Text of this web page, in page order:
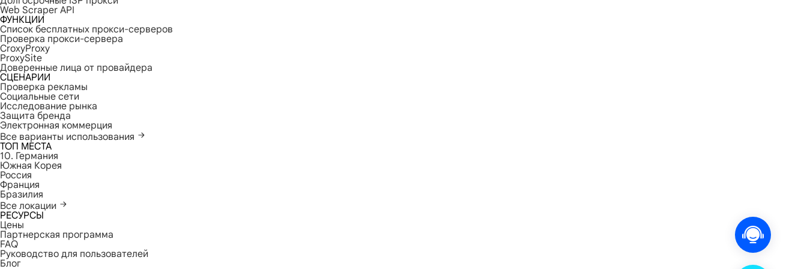
Web Scraper API
ФУНКЦИИ
Список бесплатных прокси-серверов
Проверка прокси-сервера
CroxyProxy
ProxySite
Доверенные лица от провайдера
СЦЕНАРИИ
Проверка рекламы
Социальные сети
Исследование рынка
Защита бренда
Электронная коммерция
Все варианты использования
ТОП МЕСТА
10. Германия
Южная Корея
Россия
Франция
Бразилия
Все локации
РЕСУРСЫ
Цены
Партнерская программа
FAQ
Руководство для пользователей
Блог